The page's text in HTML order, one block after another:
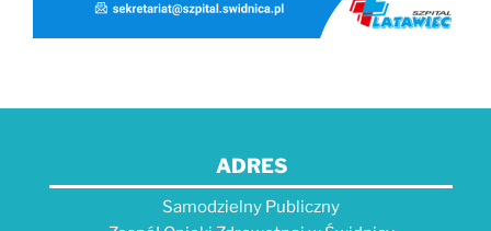
ADRES
Samodzielny Publiczny